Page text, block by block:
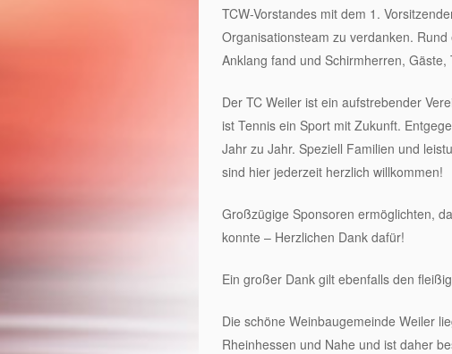
TCW-Vorstandes mit dem 1.
Organisationsteam zu verdanken.
Anklang fand und Schirmherren,
Der TC Weiler ist ein aufstrebender
ist Tennis ein Sport mit Zukunft.
Jahr zu Jahr. Speziell Familien und
sind hier jederzeit herzlich willkommen!
Großzügige Sponsoren ermöglichten,
konnte – Herzlichen Dank dafür!
Ein großer Dank gilt ebenfalls den
Die schöne Weinbaugemeinde Weiler
Rheinhessen und Nahe und ist daher